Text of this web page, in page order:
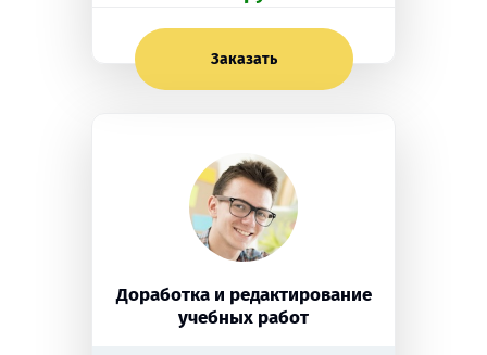
Заказать
Доработка и редактирование
учебных работ